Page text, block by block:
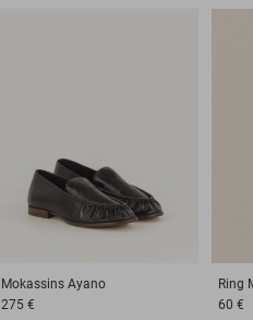
Mokassins Ayano
275 €
Ring
60 €